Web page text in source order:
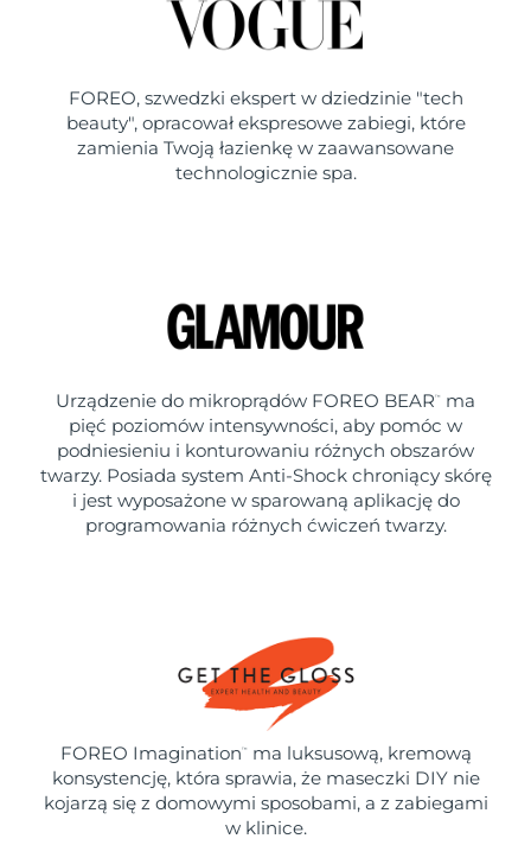
FOREO, szwedzki ekspert w dziedzinie "tech
beauty", opracował ekspresowe zabiegi, które
zamienia Twoją łazienkę w zaawansowane
technologicznie spa.
Urządzenie do mikroprądów FOREO BEAR ™
ma
pięć poziomów intensywności, aby pomóc w
podniesieniu i konturowaniu różnych obszarów
twarzy. Posiada system Anti-Shock chroniący skórę
i jest wyposażone w sparowaną aplikację do
programowania różnych ćwiczeń twarzy.
FOREO Imagination ™
ma luksusową, kremową
konsystencję, która sprawia, że maseczki DIY nie
kojarzą się z domowymi sposobami, a z zabiegami
w klinice.